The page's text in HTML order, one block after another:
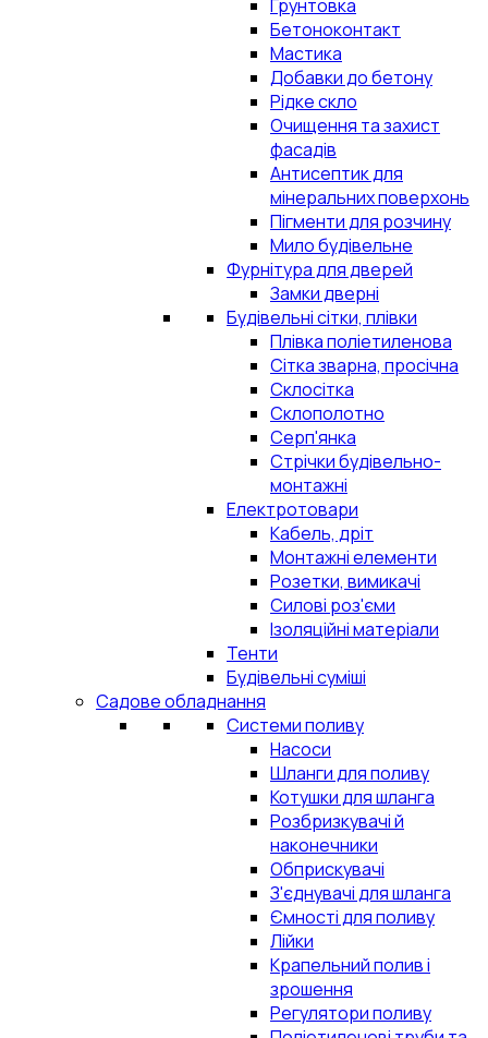
Грунтовка
Бетоноконтакт
Мастика
Добавки до бетону
Рідке скло
Очищення та захист
фасадів
Антисептик для
мінеральних поверхонь
Пігменти для розчину
Мило будівельне
Фурнітура для дверей
Замки дверні
Будівельні сітки, плівки
Плівка поліетиленова
Сітка зварна, просічна
Склосітка
Склополотно
Серп'янка
Стрічки будівельно-
монтажні
Електротовари
Кабель, дріт
Монтажні елементи
Розетки, вимикачі
Силові роз'єми
Ізоляційні матеріали
Тенти
Будівельні суміші
Садове обладнання
Системи поливу
Насоси
Шланги для поливу
Котушки для шланга
Розбризкувачі й
наконечники
Обприскувачі
З'єднувачі для шланга
Ємності для поливу
Лійки
Крапельний полив і
зрошення
Регулятори поливу